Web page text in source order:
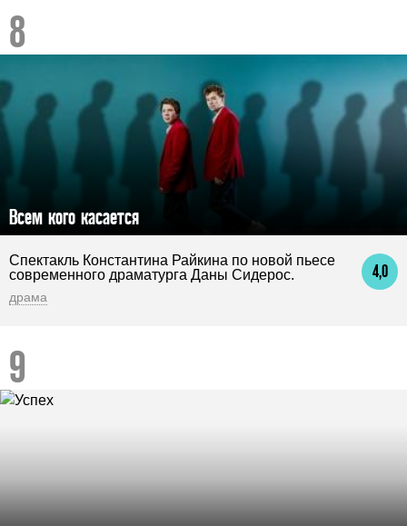
Всем кого касается
4,0
Спектакль Константина Райкина по новой пьесе
современного драматурга Даны Сидерос.
драма